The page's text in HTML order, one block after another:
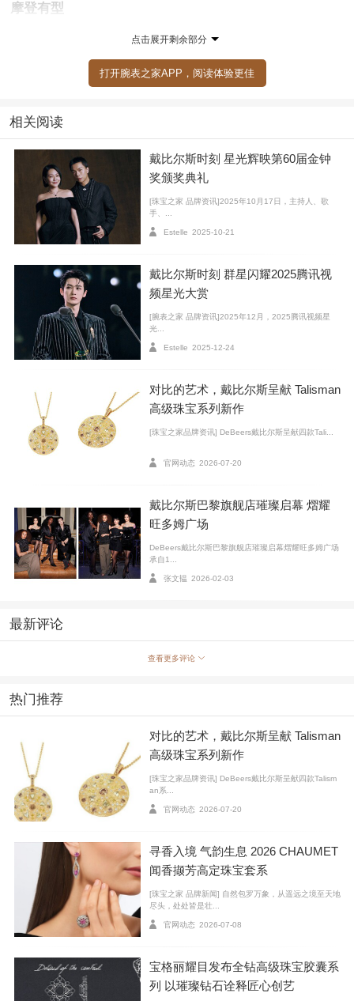
摩登有型
图1：Lotus by DE BEERS 莲花系列臻作
图3：戴比尔斯品牌大使曾舜晞演绎 Lotus by DE BEERS 莲花系列
臻作
图4：De Beers RVL 系列臻作
图5：De Beers RVL 系列臻作佩戴图
图6：演员、歌手侯明昊演绎 De Beers RVL 系列臻作
鲜明层次构筑摩登姿态，自信锋芒从心底展露。Lotu
s by DE BEERS 莲花系列以极简钻石线条勾勒舒展轮
廓，不同款式随心组合，于错落有致之间塑就标志气
利落与个性，交错层叠间流露不羁态度。每一次叠戴，
让光影交映成为自我个性演绎，释放夏日时尚的完整表
达。
恣意灵动
点击展开剩余部分
打开腕表之家APP，阅读体验更佳
相关阅读
戴比尔斯时刻 星光辉映第60届金钟
奖颁奖典礼
[珠宝之家 品牌资讯]2025年10月17日，主持人、歌
手、...
Estelle 2025-10-21
戴比尔斯时刻 群星闪耀2025腾讯视
频星光大赏
[腕表之家 品牌资讯]2025年12月，2025腾讯视频星
光...
Estelle 2025-12-24
对比的艺术，戴比尔斯呈献 Talisman
高级珠宝系列新作
[珠宝之家品牌资讯] DeBeers戴比尔斯呈献四款Tali...
官网动态 2026-07-20
戴比尔斯巴黎旗舰店璀璨启幕 熠耀
旺多姆广场
DeBeers戴比尔斯巴黎旗舰店璀璨启幕熠耀旺多姆广场
承自1...
张文韫 2026-02-03
最新评论
查看更多评论
热门推荐
对比的艺术，戴比尔斯呈献 Talisman
高级珠宝系列新作
[珠宝之家品牌资讯] DeBeers戴比尔斯呈献四款Talism
an系...
官网动态 2026-07-20
寻香入境 气韵生息 2026 CHAUMET
闻香撷芳高定珠宝套系
[珠宝之家 品牌新闻] 自然包罗万象，从遥远之境至天地
尽头，处处皆是壮...
官网动态 2026-07-08
宝格丽耀目发布全钻高级珠宝胶囊系
列 以璀璨钻石诠释匠心创艺